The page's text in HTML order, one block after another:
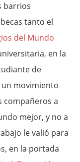
barrios
tanto el
del Mundo
en la
de
un movimiento
compañeros a
mejor, y no a
le valió para
en la portada